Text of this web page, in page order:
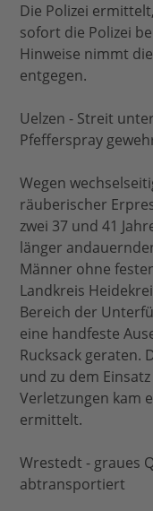
Die Polizei
sofort die Polizei
Hinweise nimmt
entgegen.
Uelzen - Streit
Pfefferspray
Wegen
räuberischer
zwei 37 und 41
länger
Männer ohne
Landkreis
Bereich der
eine handfeste
Rucksack geraten.
und zu dem
Verletzungen kam
ermittelt.
Wrestedt - graues
abtransportiert